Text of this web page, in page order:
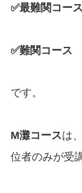
✅最難関コース
✅難関コース
です。
M灘コースは
位者のみが受